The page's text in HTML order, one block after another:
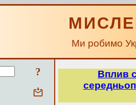
Ми робимо
?
Вплив